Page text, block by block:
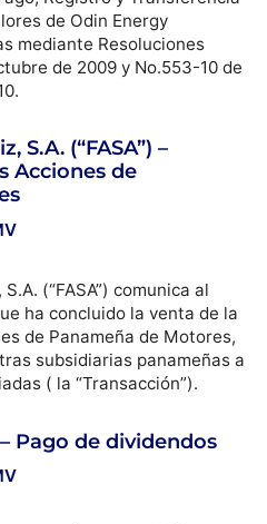
de Odin Energy
mediante Resoluciones
de 2009 y No.553-10 de
S.A. (“FASA”) –
Acciones de
(“FASA”) comunica al
ha concluido la venta de la
de Panameña de Motores,
subsidiarias panameñas a
( la “Transacción”).
Pago de dividendos